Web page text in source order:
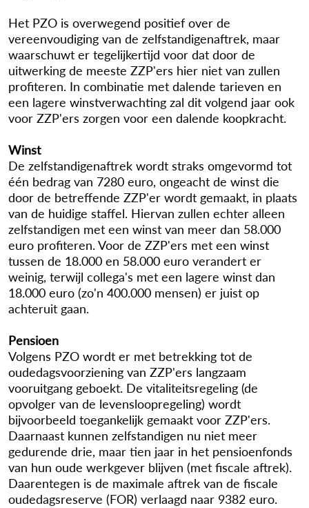
Het PZO is overwegend positief over de
vereenvoudiging van de zelfstandigenaftrek, maar
waarschuwt er tegelijkertijd voor dat door de
uitwerking de meeste ZZP'ers hier niet van zullen
profiteren. In combinatie met dalende tarieven en
een lagere winstverwachting zal dit volgend jaar ook
voor ZZP'ers zorgen voor een dalende koopkracht.
Winst
De zelfstandigenaftrek wordt straks omgevormd tot
één bedrag van 7280 euro, ongeacht de winst die
door de betreffende ZZP'er wordt gemaakt, in plaats
van de huidige staffel. Hiervan zullen echter alleen
zelfstandigen met een winst van meer dan 58.000
euro profiteren. Voor de ZZP'ers met een winst
tussen de 18.000 en 58.000 euro verandert er
weinig, terwijl collega's met een lagere winst dan
18.000 euro (zo'n 400.000 mensen) er juist op
achteruit gaan.
Pensioen
Volgens PZO wordt er met betrekking tot de
oudedagsvoorziening van ZZP'ers langzaam
vooruitgang geboekt. De vitaliteitsregeling (de
opvolger van de levensloopregeling) wordt
bijvoorbeeld toegankelijk gemaakt voor ZZP'ers.
Daarnaast kunnen zelfstandigen nu niet meer
gedurende drie, maar tien jaar in het pensioenfonds
van hun oude werkgever blijven (met fiscale aftrek).
Daarentegen is de maximale aftrek van de fiscale
oudedagsreserve (FOR) verlaagd naar 9382 euro.